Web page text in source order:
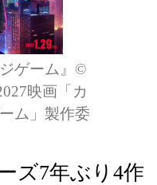
ゲーム』©
映画「カ
ム」製作委
ズ7年ぶり4作